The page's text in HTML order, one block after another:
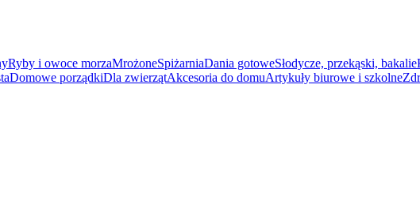
Ryby i owoce morzaMrożoneSpiżarniaDania gotoweSłodycze, przekąski, bakalie
Domowe porządkiDla zwierzątAkcesoria do domuArtykuły biurowe i szkolne